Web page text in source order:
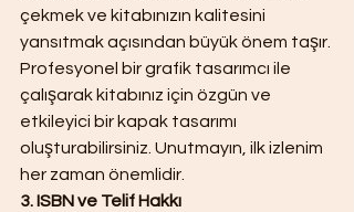
çekmek ve kitabınızın kalitesini
yansıtmak açısından büyük önem taşır.
Profesyonel bir grafik tasarımcı ile
çalışarak kitabınız için özgün ve
etkileyici bir kapak tasarımı
oluşturabilirsiniz. Unutmayın, ilk izlenim
her zaman önemlidir.
3. ISBN ve Telif Hakkı